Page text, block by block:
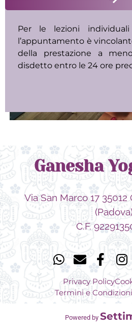
Per le lezioni individuali
l’appuntamento è
della prestazione a
disdetto entro le 24 ore
Ganesha
Via San Marco 17
C.F.
Privacy Policy
Termini e
Powered by